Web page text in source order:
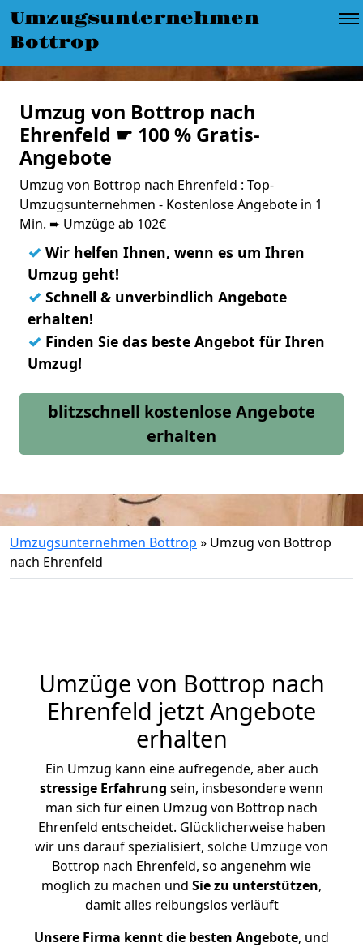
Umzugsunternehmen
Bottrop
Umzug von Bottrop nach
Ehrenfeld ☛ 100 % Gratis-
Angebote
Umzug von Bottrop nach Ehrenfeld : Top-
Umzugsunternehmen - Kostenlose Angebote in 1
Min. ➨ Umzüge ab 102€
✓ Wir helfen Ihnen, wenn es um Ihren
Umzug geht!
✓ Schnell & unverbindlich Angebote
erhalten!
✓ Finden Sie das beste Angebot für Ihren
Umzug!
blitzschnell kostenlose Angebote
erhalten
Umzugsunternehmen Bottrop » Umzug von Bottrop
nach Ehrenfeld
Umzüge von Bottrop nach
Ehrenfeld jetzt Angebote
erhalten
Ein Umzug kann eine aufregende, aber auch
stressige Erfahrung sein, insbesondere wenn
man sich für einen Umzug von Bottrop nach
Ehrenfeld entscheidet. Glücklicherweise haben
wir uns darauf spezialisiert, solche Umzüge von
Bottrop nach Ehrenfeld, so angenehm wie
möglich zu machen und Sie zu unterstützen,
damit alles reibungslos verläuft
Unsere Firma kennt die besten Angebote, und